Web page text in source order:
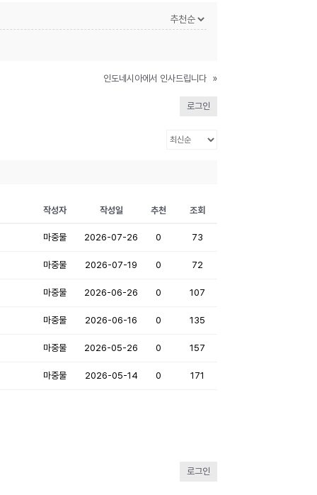
인도네시아에서 인사드립니다 »
로그인
작성자 작성일 추천 조회
마중물 2026-07-26 0 73
마중물 2026-07-19 0 72
마중물 2026-06-26 0 107
마중물 2026-06-16 0 135
마중물 2026-05-26 0 157
마중물 2026-05-14 0 171
로그인